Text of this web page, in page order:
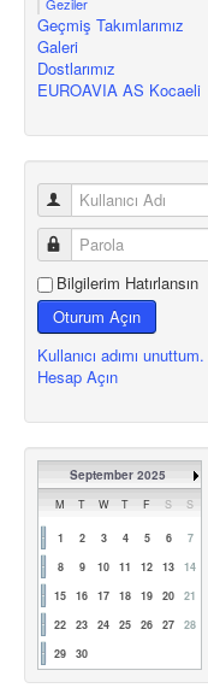
Geçmiş Takımlarımız
Galeri
Dostlarımız
EUROAVIA AS Kocaeli
Bilgilerim Hatırlansın
Oturum Açın
Kullanıcı adımı unuttum.
Hesap Açın
September 2025
M T W T F S S
1 2 3 4 5 6
7
8
9 10 11 12 13
14
15
16 17 18 19 20
21
22
23 24 25 26 27
28
29
30